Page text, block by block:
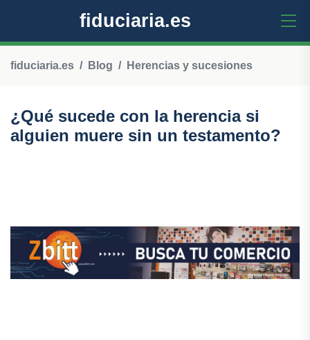
fiduciaria.es
fiduciaria.es Blog Herencias y sucesiones
¿Qué sucede con la herencia si
alguien muere sin un testamento?